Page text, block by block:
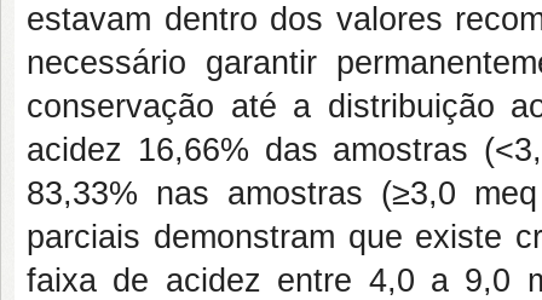
estavam dentro dos valores
necessário garantir
conservação até a distribuição
acidez 16,66% das amostras
83,33% nas amostras (≥3,0
parciais demonstram que existe
faixa de acidez entre 4,0 a 9,0